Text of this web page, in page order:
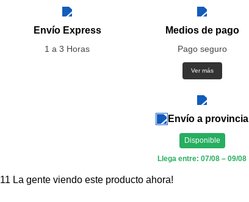
Envío Express
1 a 3 Horas
Medios de pago
Pago seguro
Ver más
Envío a provincia
Disponible
Llega entre: 07/08 – 09/08
11 La gente viendo este producto ahora!